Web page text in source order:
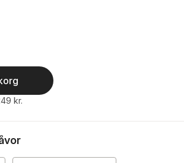
kr.